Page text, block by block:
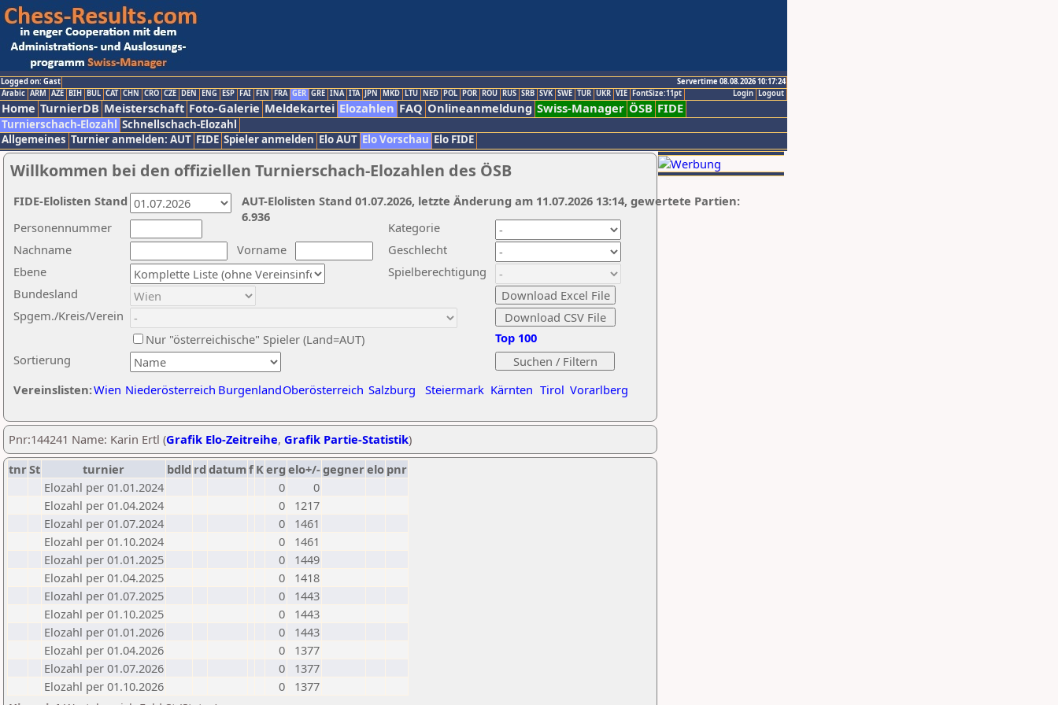
Logged on: Gast
Servertime 08.08.2026 10:17:24
Logout
Login
Arabic ARM AZE BIH BUL CAT CHN CRO CZE DEN ENG ESP FAI FIN FRA GER GRE INA ITA JPN MKD LTU NED POL POR ROU RUS SRB SVK SWE TUR UKR VIE FontSize:11pt
Home TurnierDB Meisterschaft Foto-Galerie Meldekartei Elozahlen FAQ Onlineanmeldung Swiss-Manager ÖSB FIDE
Turnierschach-Elozahl Schnellschach-Elozahl
Allgemeines Turnier anmelden: AUT FIDE Spieler anmelden Elo AUT Elo Vorschau Elo FIDE
Willkommen bei den offiziellen Turnierschach-Elozahlen des ÖSB
Nachname
Vorname
Ebene
Kategorie
Sortierung
Personennummer
Bundesland
Spgem./Kreis/Verein
Geschlecht
Nur "österreichische" Spieler (Land=AUT)
Spielberechtigung
Vereinslisten:Wien Niederösterreich BurgenlandOberösterreich Salzburg Steiermark Kärnten Tirol Vorarlberg
Top 100
AUT-Elolisten Stand 01.07.2026, letzte Änderung am 11.07.2026 13:14, gewertete Partien:
6.936
FIDE-Elolisten Stand
Pnr:144241 Name: Karin Ertl (Grafik Elo-Zeitreihe, Grafik Partie-Statistik)
tnrSt turnier bdld rd datumf Kerg elo+/-gegnerelo pnr
Elozahl per 01.01.2024
0
0
Elozahl per 01.04.2024
0
1217
Elozahl per 01.07.2024
0
1461
Elozahl per 01.10.2024
0
1461
Elozahl per 01.01.2025
0
1449
Elozahl per 01.04.2025
0
1418
Elozahl per 01.07.2025
0
1443
Elozahl per 01.10.2025
0
1443
Elozahl per 01.01.2026
0
1443
Elozahl per 01.04.2026
0
1377
Elozahl per 01.07.2026
0
1377
Elozahl per 01.10.2026
0
1377